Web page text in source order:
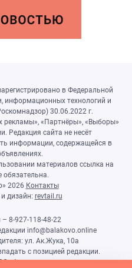
в Федеральной
информационных технологий и
30.06.2022 г.
рекламы», «Партнёры», «Выборы»
Редакция сайта не несёт
информации, содержащейся в
материалов ссылка на
обязательна.
2026 Контакты
дизайн: revtail.ru
8-927-118-48-22
info@balakovo.online
ул. Ак.Жука, 10а
с позицией редакции.
«Агентство»